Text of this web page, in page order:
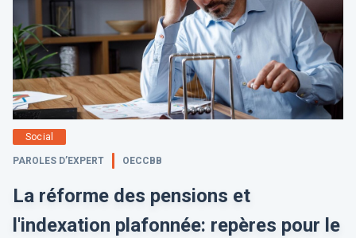
Social
PAROLES D’EXPERT OECCBB
La réforme des pensions et
l'indexation plafonnée: repères pour le